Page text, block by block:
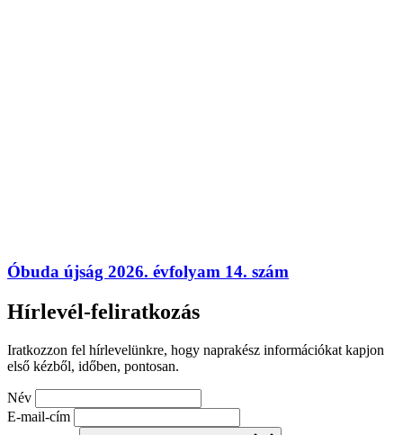
Óbuda újság 2026. évfolyam 14. szám
Hírlevél-feliratkozás
Iratkozzon fel hírlevelünkre, hogy naprakész információkat kapjon
első kézből, időben, pontosan.
Név
E-mail-cím